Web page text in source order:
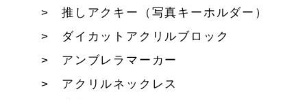
推しアクキー（写真キーホルダー）
ダイカットアクリルブロック
アンブレラマーカー
アクリルネックレス